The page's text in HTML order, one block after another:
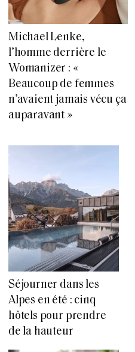
Michael Lenke,
l’homme derrière le
Womanizer : «
Beaucoup de femmes
n’avaient jamais vécu ça
auparavant »
Séjourner dans les
Alpes en été : cinq
hôtels pour prendre
de la hauteur